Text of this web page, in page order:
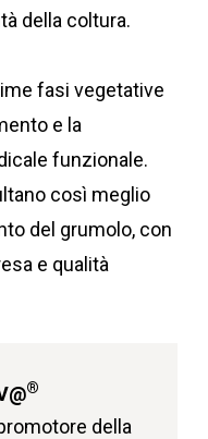
della coltura.
fasi vegetative
e la
funzionale.
così meglio
del grumolo, con
e qualità
®
della